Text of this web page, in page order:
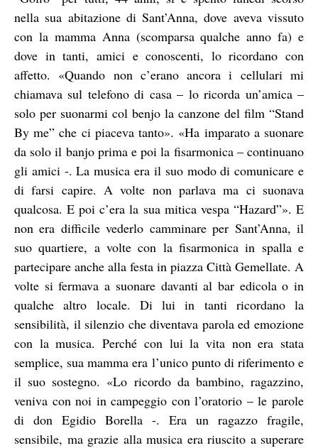
nella sua abitazione di Sant’Anna, dove aveva vissuto
con la mamma Anna (scomparsa qualche anno fa) e
dove in tanti, amici e conoscenti, lo ricordano con
affetto. «Quando non c’erano ancora i cellulari mi
chiamava sul telefono di casa – lo ricorda un’amica –
solo per suonarmi col benjo la canzone del film “Stand
By me” che ci piaceva tanto». «Ha imparato a suonare
da solo il banjo prima e poi la fisarmonica – continuano
gli amici -. La musica era il suo modo di comunicare e
di farsi capire. A volte non parlava ma ci suonava
qualcosa. E poi c’era la sua mitica vespa “Hazard”». E
non era difficile vederlo camminare per Sant’Anna, il
suo quartiere, a volte con la fisarmonica in spalla e
partecipare anche alla festa in piazza Città Gemellate. A
volte si fermava a suonare davanti al bar edicola o in
qualche altro locale. Di lui in tanti ricordano la
sensibilità, il silenzio che diventava parola ed emozione
con la musica. Perché con lui la vita non era stata
semplice, sua mamma era l’unico punto di riferimento e
il suo sostegno. «Lo ricordo da bambino, ragazzino,
veniva con noi in campeggio con l’oratorio – le parole
di don Egidio Borella -. Era un ragazzo fragile,
sensibile, ma grazie alla musica era riuscito a superare